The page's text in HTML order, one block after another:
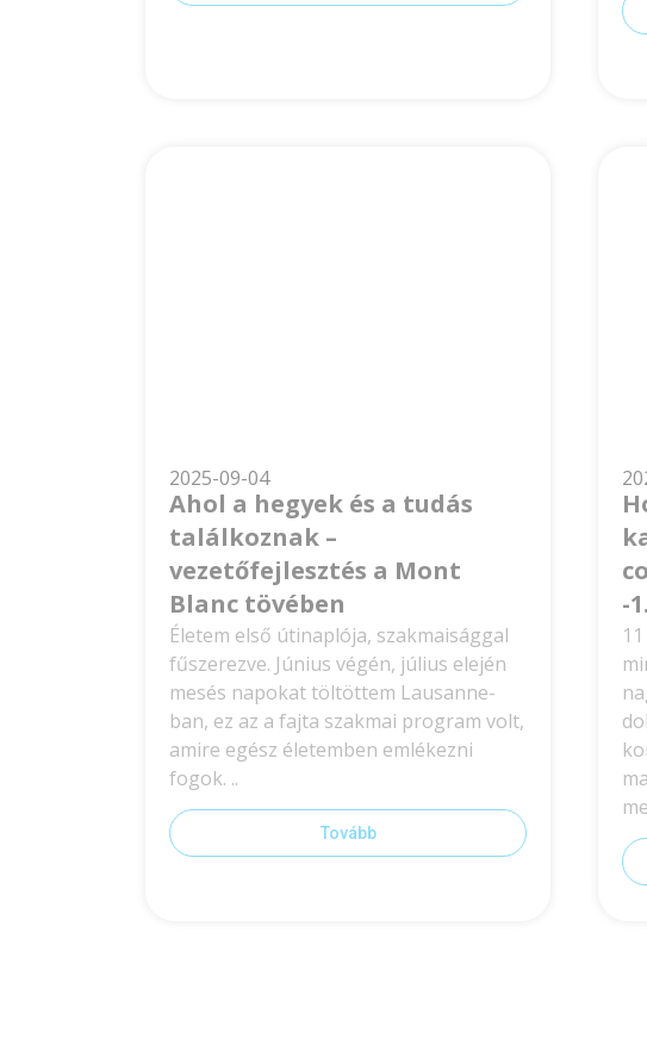
2025-09-04
Ahol a hegyek és a tudás
találkoznak –
vezetőfejlesztés a Mont
Blanc tövében
Életem első útinaplója, szakmaisággal
fűszerezve. Június végén, július elején
mesés napokat töltöttem Lausanne-
ban, ez az a fajta szakmai program volt,
amire egész életemben emlékezni
fogok. ..
Tovább
-